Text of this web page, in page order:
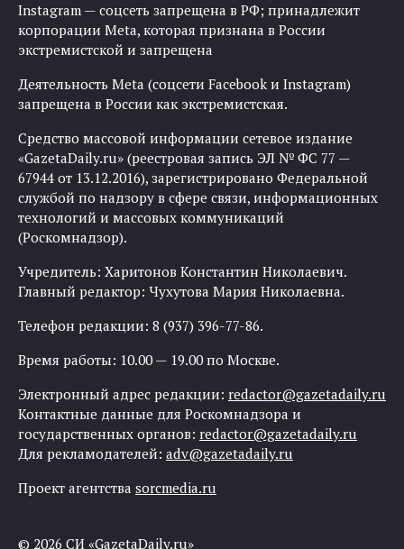
Instagram — соцсеть запрещена в РФ; принадлежит
корпорации Meta, которая признана в России
экстремистской и запрещена
Деятельность Meta (соцсети Facebook и Instagram)
запрещена в России как экстремистская.
Средство массовой информации сетевое издание
«GazetaDaily.ru» (реестровая запись ЭЛ № ФС 77 —
67944 от 13.12.2016), зарегистрировано Федеральной
службой по надзору в сфере связи, информационных
технологий и массовых коммуникаций
(Роскомнадзор).
Учредитель: Харитонов Константин Николаевич.
Главный редактор: Чухутова Мария Николаевна.
Телефон редакции: 8 (937) 396-77-86.
Время работы: 10.00 — 19.00 по Москве.
Электронный адрес редакции: redactor@gazetadaily.ru
Контактные данные для Роскомнадзора и
государственных органов: redactor@gazetadaily.ru
Для рекламодателей: adv@gazetadaily.ru
Проект агентства sorcmedia.ru
© 2026 СИ «GazetaDaily.ru»